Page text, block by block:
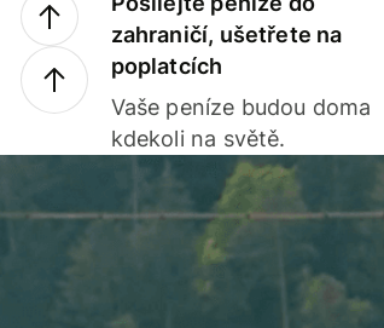
zahraničí, ušetřete na
poplatcích
Vaše peníze budou doma
kdekoli na světě.